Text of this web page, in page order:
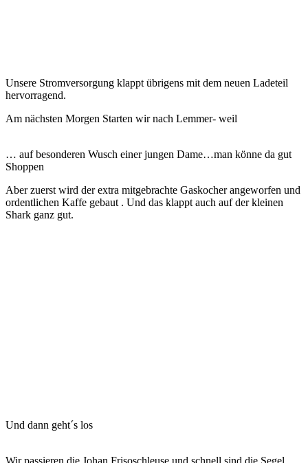
Unsere Stromversorgung klappt übrigens mit dem neuen Ladeteil
hervorragend.
Am nächsten Morgen Starten wir nach Lemmer- weil
… auf besonderen Wusch einer jungen Dame…man könne da gut
Shoppen
Aber zuerst wird der extra mitgebrachte Gaskocher angeworfen und
ordentlichen Kaffe gebaut . Und das klappt auch auf der kleinen
Shark ganz gut.
Und dann geht´s los
Wir passieren die Johan Frisoschleuse und schnell sind die Segel